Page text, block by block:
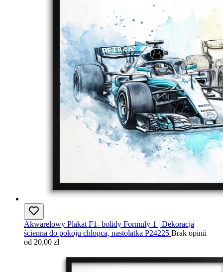
Akwarelowy Plakat F1- bolidy Formuły 1 | Dekoracja
ścienna do pokoju chłopca, nastolatka P24225 Brak opinii
od 20,00 zł